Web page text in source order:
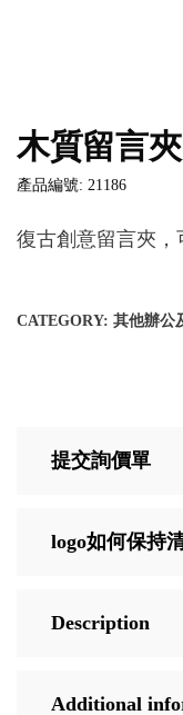
木質留言夾
產品編號: 21186
復古創意留言夾，
CATEGORY: 其他辦公
提交詢價單
logo如何保持
Description
Additional